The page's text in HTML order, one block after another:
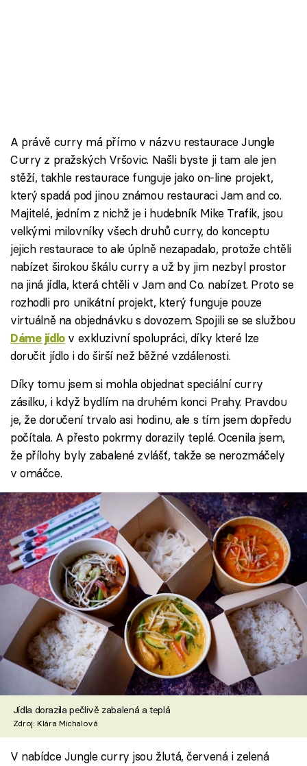
A právě curry má přímo v názvu restaurace Jungle
Curry z pražských Vršovic. Našli byste ji tam ale jen
stěží, takhle restaurace funguje jako on-line projekt,
který spadá pod jinou známou restauraci Jam and co.
Majitelé, jedním z nichž je i hudebník Mike Trafik, jsou
velkými milovníky všech druhů curry, do konceptu
jejich restaurace to ale úplně nezapadalo, protože chtěli
nabízet širokou škálu curry a už by jim nezbyl prostor
na jiná jídla, která chtěli v Jam and Co. nabízet. Proto se
rozhodli pro unikátní projekt, který funguje pouze
virtuálně na objednávku s dovozem. Spojili se se službou
Dáme jídlov exkluzivní spolupráci, díky které lze
doručit jídlo i do širší než běžné vzdálenosti.
Díky tomu jsem si mohla objednat speciální curry
zásilku, i když bydlím na druhém konci Prahy. Pravdou
je, že doručení trvalo asi hodinu, ale s tím jsem dopředu
počítala. A přesto pokrmy dorazily teplé. Ocenila jsem,
že přílohy byly zabalené zvlášť, takže se nerozmáčely
v omáčce.
Jídla dorazila pečlivě zabalená a teplá
Zdroj: Klára Michalová
V nabídce Jungle curry jsou žlutá, červená i zelená